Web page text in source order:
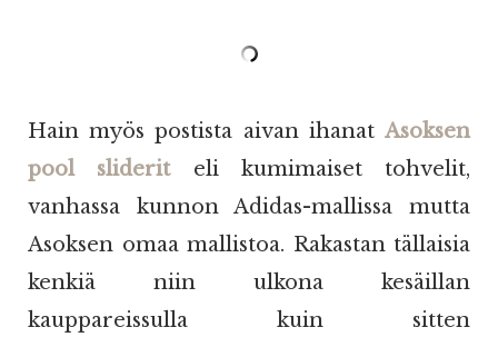
Hain myös postista aivan ihanat Asoksen
pool slideriteli kumimaiset tohvelit,
vanhassa kunnon Adidas-mallissa mutta
Asoksen omaa mallistoa. Rakastan tällaisia
kenkiä niin ulkona kesäillan
kauppareissulla kuin sitten